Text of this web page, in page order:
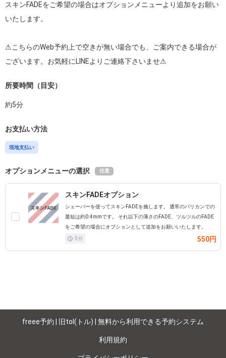
スキンFADEをご希望の場合はオプションメニューより追加をお願い
いたします。
⚠︎こちらのWeb予約上で空きが無い場合でも、ご案内できる場合が
ございます。お気軽にLINEよりご連絡下さいませ⚠︎
所要時間（目安）
約5分
お支払い方法
現地支払い
オプションメニューの選択 任意
スキンFADEオプション
シェーバーを使ってスキンFADEを施します。 通常のバリカンでの
最短は約0.4mmです。 それ以下の薄さのFADE、ツルツルのFADE
をご希望の場合にオプションとして追加をお願いいたします。
5分 550円
freee予約 | 旧tol(トル) | 無料から利用できる予約システム
利用規約